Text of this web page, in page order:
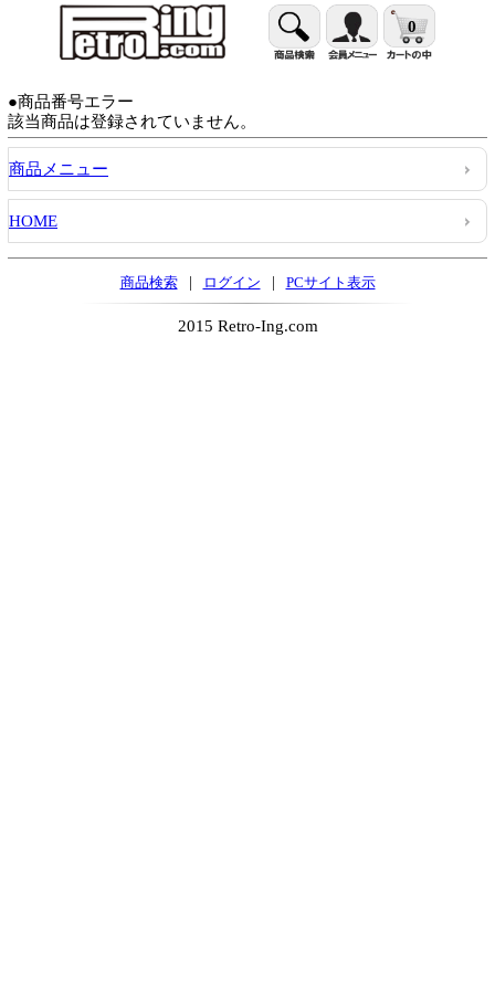
0
●商品番号エラー
該当商品は登録されていません。
商品メニュー
HOME
商品検索 | ログイン | PCサイト表示
2015 Retro-Ing.com